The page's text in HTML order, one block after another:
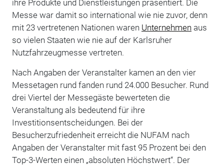
ihre Produkte und Dienstleistungen präsentiert. Die
Messe war damit so international wie nie zuvor, denn
mit 23 vertretenen Nationen waren Unternehmen aus
so vielen Staaten wie nie auf der Karlsruher
Nutzfahrzeugmesse vertreten.
Nach Angaben der Veranstalter kamen an den vier
Messetagen rund fanden rund 24.000 Besucher. Rund
drei Viertel der Messegäste bewerteten die
Veranstaltung als bedeutend für ihre
Investitionsentscheidungen. Bei der
Besucherzufriedenheit erreicht die NUFAM nach
Angaben der Veranstalter mit fast 95 Prozent bei den
Top-3-Werten einen „absoluten Höchstwert“. Der